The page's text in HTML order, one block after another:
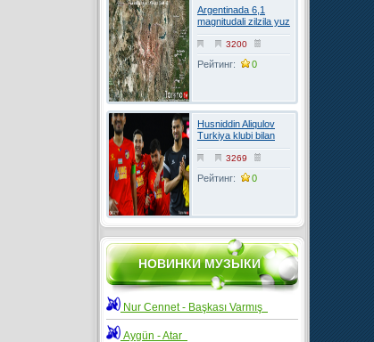
Argentinada 6,1
magnitudali zilzila yuz
berdi
3200
Рейтинг: 0
Husniddin Aliqulov
Turkiya klubi bilan
kelishuvga erishdi
3269
Рейтинг: 0
НОВИНКИ МУЗЫКИ
Nur Cennet - Başkası Varmış
Aygün - Atar